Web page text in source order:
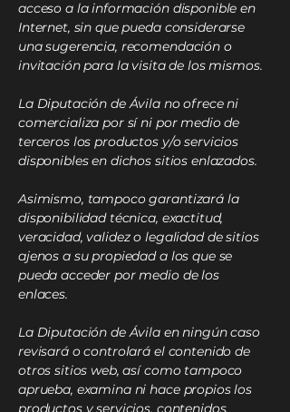
acceso a la información disponible en
Internet, sin que pueda considerarse
una sugerencia, recomendación o
invitación para la visita de los mismos.
La Diputación de Ávila no ofrece ni
comercializa por sí ni por medio de
terceros los productos y/o servicios
disponibles en dichos sitios enlazados.
Asimismo, tampoco garantizará la
disponibilidad técnica, exactitud,
veracidad, validez o legalidad de sitios
ajenos a su propiedad a los que se
pueda acceder por medio de los
enlaces.
La Diputación de Ávila en ningún caso
revisará o controlará el contenido de
otros sitios web, así como tampoco
aprueba, examina ni hace propios los
productos y servicios, contenidos,